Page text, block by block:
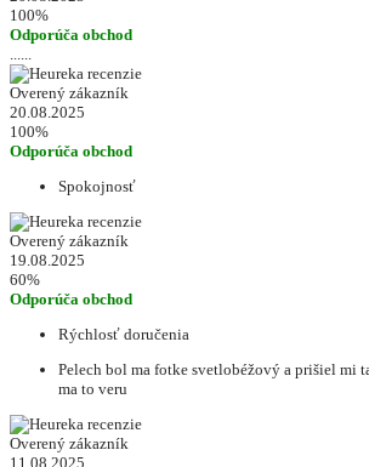
100%
Odporúča obchod
......
Overený zákazník
20.08.2025
100%
Odporúča obchod
Spokojnosť
Overený zákazník
19.08.2025
60%
Odporúča obchod
Rýchlosť doručenia
Pelech bol ma fotke svetlobéžový a prišiel
ma to veru
Overený zákazník
11.08.2025